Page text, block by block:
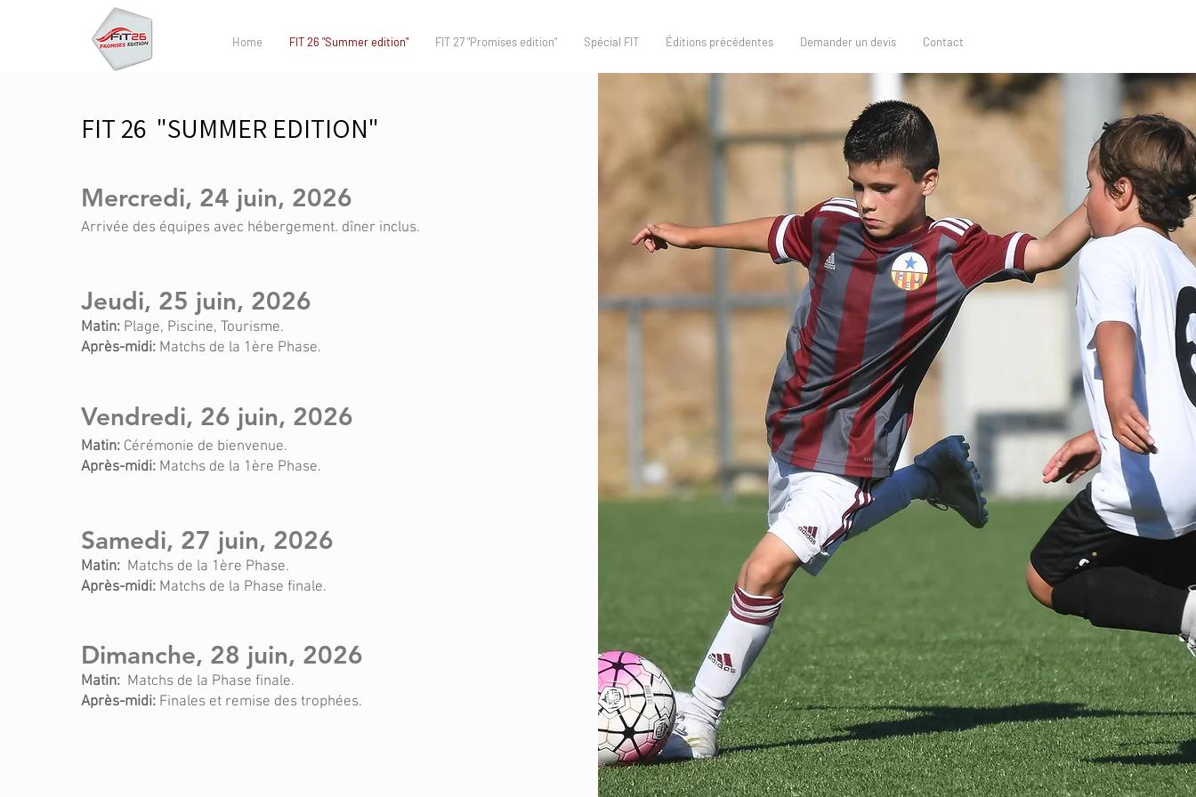
Home FIT 26 "Summer edition" FIT 27 "Promises edition" Spécial FIT Éditions précédentes Demander un devis Contact
FIT 26 "SUMMER EDITION"
Mercredi, 24 juin, 2026
Arrivée des équipes avec hébergement. dîner inclus.
Jeudi, 25 juin, 2026
Matin: Plage, Piscine, Tourisme.
Après-midi: Matchs de la 1ère Phase.
Vendredi, 26 juin, 2026
Matin: Cérémonie de bienvenue.
Après-midi: Matchs de la 1ère Phase.
Samedi, 27 juin, 2026
Matin: Matchs de la 1ère Phase.
Après-midi: Matchs de la Phase finale.
Dimanche, 28 juin, 2026
Matin: Matchs de la Phase finale.
Après-midi: Finales et remise des trophées.